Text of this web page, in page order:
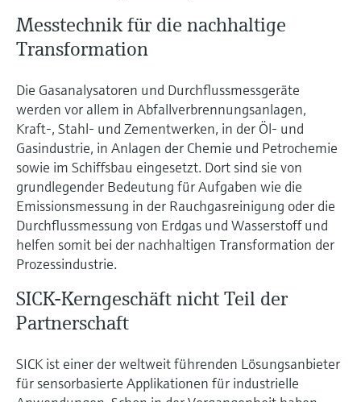
Messtechnik für die nachhaltige
Transformation
Die Gasanalysatoren und Durchflussmessgeräte
werden vor allem in Abfallverbrennungsanlagen,
Kraft-, Stahl- und Zementwerken, in der Öl- und
Gasindustrie, in Anlagen der Chemie und Petrochemie
sowie im Schiffsbau eingesetzt. Dort sind sie von
grundlegender Bedeutung für Aufgaben wie die
Emissionsmessung in der Rauchgasreinigung oder die
Durchflussmessung von Erdgas und Wasserstoff und
helfen somit bei der nachhaltigen Transformation der
Prozessindustrie.
SICK-Kerngeschäft nicht Teil der
Partnerschaft
SICK ist einer der weltweit führenden Lösungsanbieter
für sensorbasierte Applikationen für industrielle